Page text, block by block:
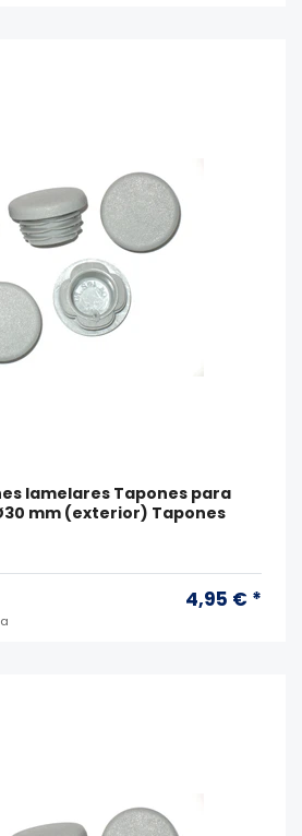
lamelares Tapones para
mm (exterior) Tapones
4,95 € *